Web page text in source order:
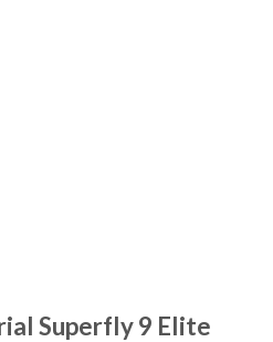
Superfly 9 Elite